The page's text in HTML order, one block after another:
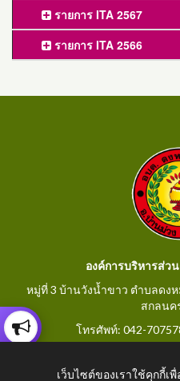
รายการ ITA 2567
รายการ ITA 2566
องค์การบริหารส่ว
หมู่ที่ 3 บ้านวังน้ำขาว ตำบลดงห
สกลนค
โทรศัพท์: 042-
เว็บไซต์ของเราใช้คุกกี้